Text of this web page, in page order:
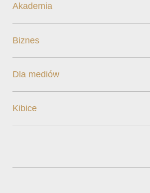
Akademia
Biznes
Dla mediów
Kibice